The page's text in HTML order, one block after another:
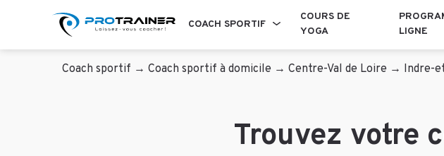
COACH SPORTIF
COURS DE
YOGA
LIGNE
Coach sportif → Coach sportif à domicile → Centre-Val de Loire → Indre-
Trouvez votre